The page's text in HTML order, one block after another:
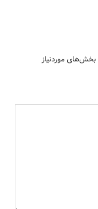
بخش‌های موردنیاز